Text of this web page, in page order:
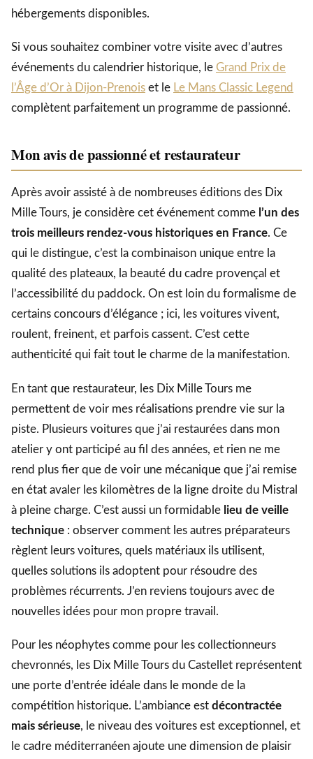
hébergements disponibles.
Si vous souhaitez combiner votre visite avec d’autres
événements du calendrier historique, le Grand Prix de
l’Âge d’Or à Dijon-Prenois et le Le Mans Classic Legend
complètent parfaitement un programme de passionné.
Mon avis de passionné et restaurateur
Après avoir assisté à de nombreuses éditions des Dix
Mille Tours, je considère cet événement comme l’un des
trois meilleurs rendez-vous historiques en France. Ce
qui le distingue, c’est la combinaison unique entre la
qualité des plateaux, la beauté du cadre provençal et
l’accessibilité du paddock. On est loin du formalisme de
certains concours d’élégance ; ici, les voitures vivent,
roulent, freinent, et parfois cassent. C’est cette
authenticité qui fait tout le charme de la manifestation.
En tant que restaurateur, les Dix Mille Tours me
permettent de voir mes réalisations prendre vie sur la
piste. Plusieurs voitures que j’ai restaurées dans mon
atelier y ont participé au fil des années, et rien ne me
rend plus fier que de voir une mécanique que j’ai remise
en état avaler les kilomètres de la ligne droite du Mistral
à pleine charge. C’est aussi un formidable lieu de veille
technique : observer comment les autres préparateurs
règlent leurs voitures, quels matériaux ils utilisent,
quelles solutions ils adoptent pour résoudre des
problèmes récurrents. J’en reviens toujours avec de
nouvelles idées pour mon propre travail.
Pour les néophytes comme pour les collectionneurs
chevronnés, les Dix Mille Tours du Castellet représentent
une porte d’entrée idéale dans le monde de la
compétition historique. L’ambiance est décontractée
mais sérieuse, le niveau des voitures est exceptionnel, et
le cadre méditerranéen ajoute une dimension de plaisir